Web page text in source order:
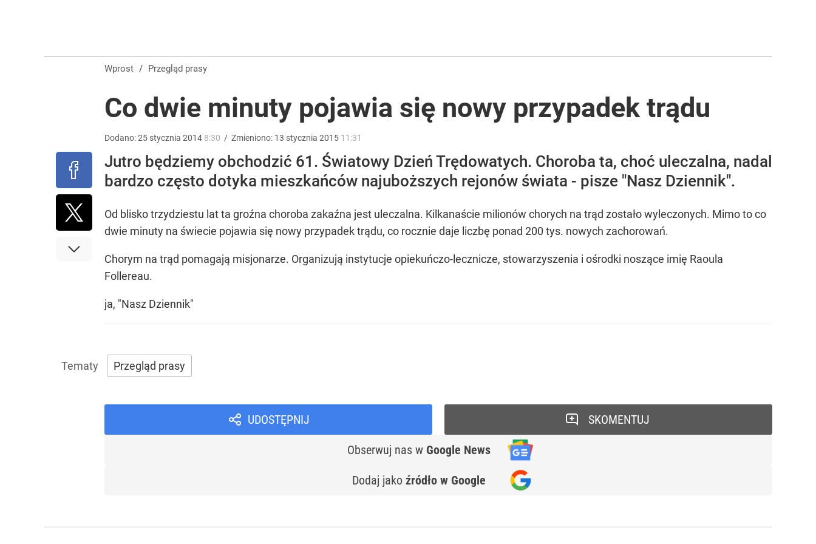
Nawrocki ma szansę na drugą kadencję? Tak ocenili go Polacy. Sondaż dla „Wprost”
Wprost / Przegląd prasy
Co dwie minuty pojawia się nowy przypadek trądu
Dodano:25 stycznia 2014 8:30 / Zmieniono: 13 stycznia 2015 11:31
Jutro będziemy obchodzić 61. Światowy Dzień Trędowatych. Choroba ta, choć uleczalna, nadal
bardzo często dotyka mieszkańców najuboższych rejonów świata - pisze "Nasz Dziennik".
Od blisko trzydziestu lat ta groźna choroba zakaźna jest uleczalna. Kilkanaście milionów chorych na trąd zostało wyleczonych. Mimo to co
dwie minuty na świecie pojawia się nowy przypadek trądu, co rocznie daje liczbę ponad 200 tys. nowych zachorowań.
Chorym na trąd pomagają misjonarze. Organizują instytucje opiekuńczo-lecznicze, stowarzyszenia i ośrodki noszące imię Raoula
Follereau.
ja, "Nasz Dziennik"
Przegląd prasy
UDOSTĘPNIJ
Obserwuj nas w Google News
Dodaj jako źródło w Google
SKOMENTUJ